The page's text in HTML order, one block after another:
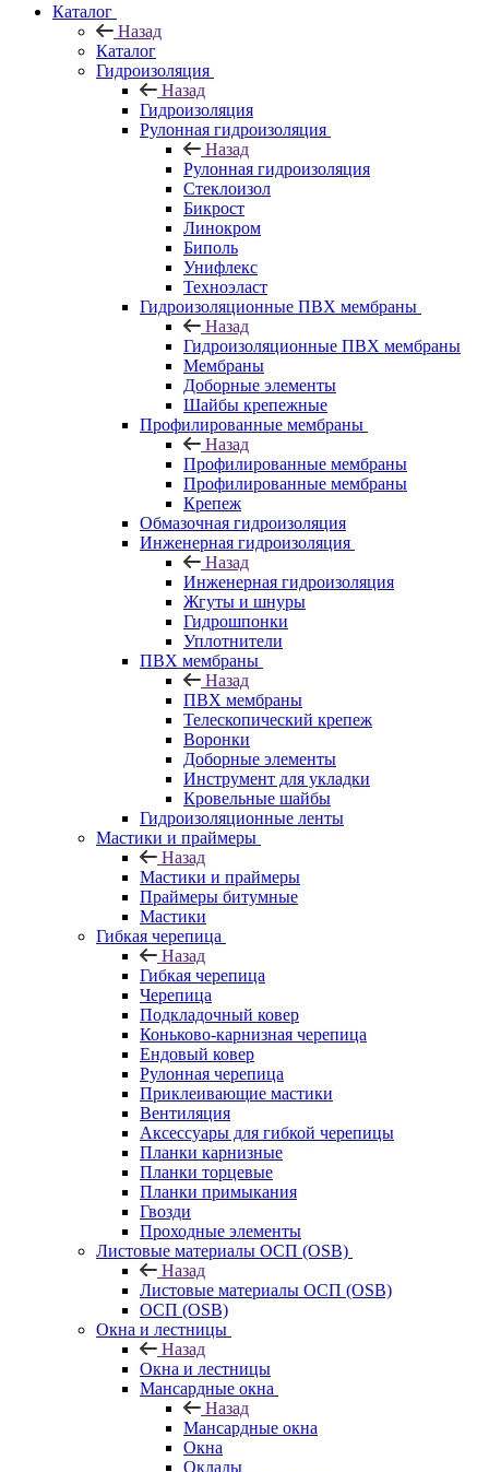
Каталог
Назад
Каталог
Гидроизоляция
Назад
Гидроизоляция
Рулонная гидроизоляция
Назад
Рулонная гидроизоляция
Стеклоизол
Бикрост
Линокром
Биполь
Унифлекс
Техноэласт
Гидроизоляционные ПВХ мембраны
Назад
Гидроизоляционные ПВХ мембраны
Мембраны
Доборные элементы
Шайбы крепежные
Профилированные мембраны
Назад
Профилированные мембраны
Профилированные мембраны
Крепеж
Обмазочная гидроизоляция
Инженерная гидроизоляция
Назад
Инженерная гидроизоляция
Жгуты и шнуры
Гидрошпонки
Уплотнители
ПВХ мембраны
Назад
ПВХ мембраны
Телескопический крепеж
Воронки
Доборные элементы
Инструмент для укладки
Кровельные шайбы
Гидроизоляционные ленты
Мастики и праймеры
Назад
Мастики и праймеры
Праймеры битумные
Мастики
Гибкая черепица
Назад
Гибкая черепица
Черепица
Подкладочный ковер
Коньково-карнизная черепица
Ендовый ковер
Рулонная черепица
Приклеивающие мастики
Вентиляция
Аксессуары для гибкой черепицы
Планки карнизные
Планки торцевые
Планки примыкания
Гвозди
Проходные элементы
Листовые материалы ОСП (OSB)
Назад
Листовые материалы ОСП (OSB)
ОСП (OSB)
Окна и лестницы
Назад
Окна и лестницы
Мансардные окна
Назад
Мансардные окна
Окна
Оклады